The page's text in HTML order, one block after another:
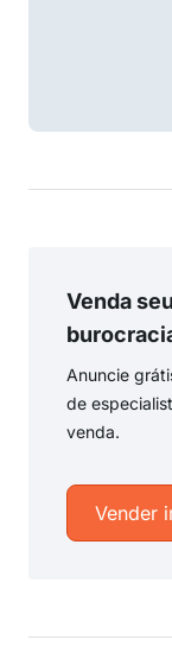
Venda
Anuncie
de
venda.
Vender